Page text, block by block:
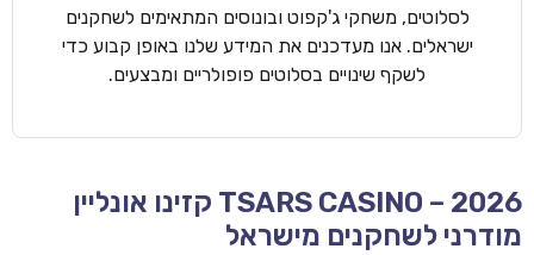
לסלוטים, משחקי ג'קפוט ובונוסים המתאימים לשחקנים
ישראלים. אנו מעדכנים את המידע שלנו באופן קבוע כדי
לשקף שינויים בסלוטים פופולריים ומבצעים.
TSARS CASINO – 2026 קזינו אונליין
מודרני לשחקנים מישראל